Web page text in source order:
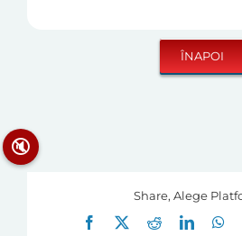
Share, Alege
Facebook
RedditLinkedIn
🔇